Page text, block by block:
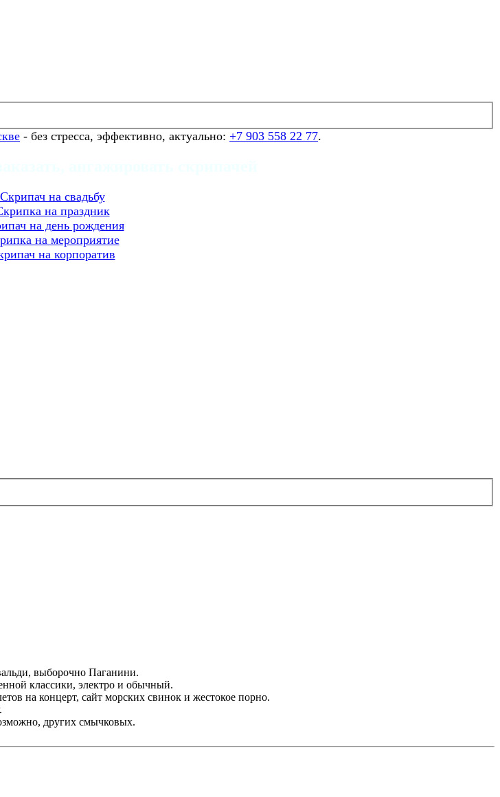
- без стресса, эффективно, актуально: +7 903 558 22 77.
Скрипач на свадьбу
на праздник
на день рождения
на мероприятие
на корпоратив
выборочно Паганини.
классики, электро и обычный.
на концерт, сайт морских свинок и жестокое порно.
других смычковых.